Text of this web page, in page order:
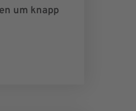
um knapp